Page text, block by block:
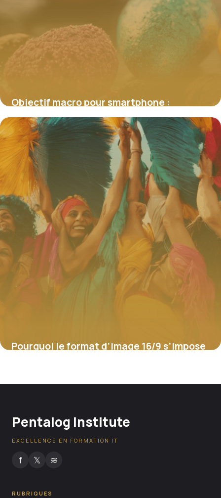
Objectif macro pour smartphone :
Décryptez le potentiel insoupçonné de la
photographie rapprochée
4 juillet 2025
Pourquoi le format d’image 16/9 s’impose
Pentalog Institute
EXCELLENCE EN FORMATION IT
f 𝕏 ≋
RUBRIQUES